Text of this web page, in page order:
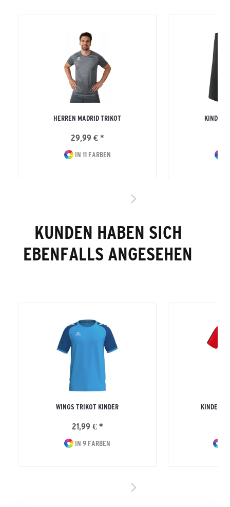
HERREN MADRID TRIKOT
29,99 € *
IN 11 FARBEN
KINDER
KUNDEN HABEN SICH
EBENFALLS ANGESEHEN
WINGS TRIKOT KINDER
21,99 € *
IN 9 FARBEN
KINDER